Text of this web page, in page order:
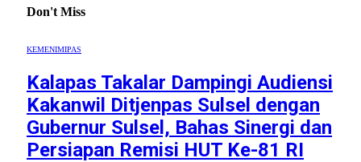
Don't Miss
KEMENIMIPAS
Kalapas Takalar Dampingi Audiensi
Kakanwil Ditjenpas Sulsel dengan
Gubernur Sulsel, Bahas Sinergi dan
Persiapan Remisi HUT Ke-81 RI